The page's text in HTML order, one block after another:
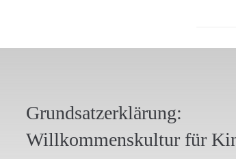
Grundsatzerklärung:
Willkommenskultur für